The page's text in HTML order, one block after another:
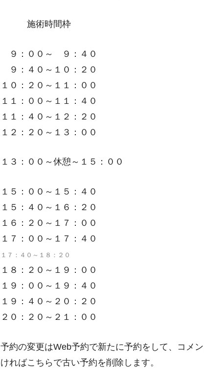
施術時間枠
９：００～ ９：４０
９：４０～１０：２０
１０：２０～１１：００
１１：００～１１：４０
１１：４０～１２：２０
１２：２０～１３：００
１３：００～休憩～１５：００
１５：００～１５：４０
１５：４０～１６：２０
１６：２０～１７：００
１７：００～１７：４ ０
１７：４０～１８：２０
１８：２０～１９：００
１９：００～１９：４０
１９：４０～２０：２０
２０：２０～２１：００
予約の変更はWeb予約で新たに予約をして、コメ
ければこちらで古い予約を削除します。